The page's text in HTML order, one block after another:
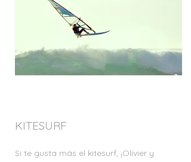
KITESURF
Si te gusta más el kitesurf, ¡Olivier y